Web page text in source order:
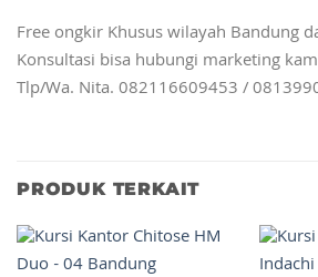
Free ongkir Khusus wilayah Bandung
Konsultasi bisa hubungi marketing
Tlp/Wa. Nita. 082116609453 /
PRODUK TERKAIT